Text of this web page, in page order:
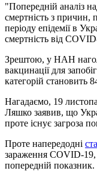
"Попередній аналіз
смертність з причин,
періоду епідемії в
смертність від
Зрештою, у НАН
вакцинації для
категорій становить
Нагадаємо, 19
Ляшко заявив, що
проте існує загроза
Проте напередодні
зараження COVID-
попередній показник.